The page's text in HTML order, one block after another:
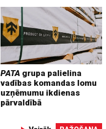
PATA grupa palielina
vadības komandas lomu
uzņēmumu ikdienas
pārvaldībā